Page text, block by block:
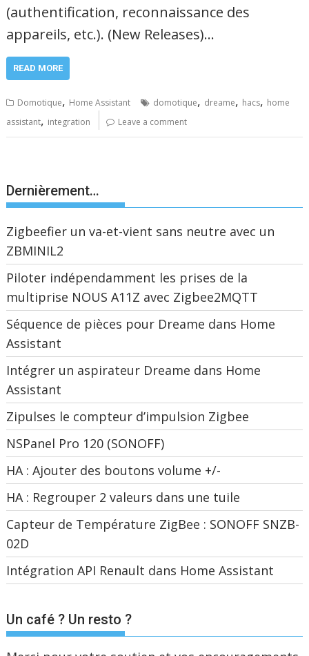
(authentification, reconnaissance des
appareils, etc.). (New Releases)…
READ MORE
Domotique, Home Assistant domotique, dreame, hacs, home
assistant, integration Leave a comment
Dernièrement…
Zigbeefier un va-et-vient sans neutre avec un
ZBMINIL2
Piloter indépendamment les prises de la
multiprise NOUS A11Z avec Zigbee2MQTT
Séquence de pièces pour Dreame dans Home
Assistant
Intégrer un aspirateur Dreame dans Home
Assistant
Zipulses le compteur d’impulsion Zigbee
NSPanel Pro 120 (SONOFF)
HA : Ajouter des boutons volume +/-
HA : Regrouper 2 valeurs dans une tuile
Capteur de Température ZigBee : SONOFF SNZB-
02D
Intégration API Renault dans Home Assistant
Un café ? Un resto ?